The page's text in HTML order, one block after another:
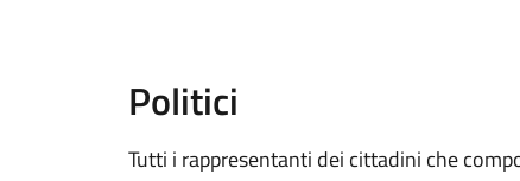
Politici
Tutti i rappresentanti dei cittadini che